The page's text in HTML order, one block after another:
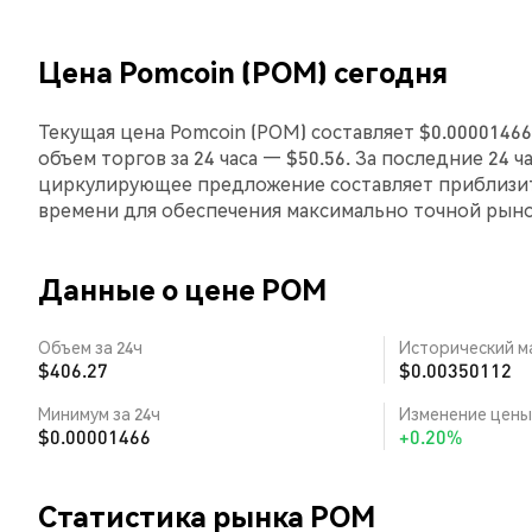
Цена Pomcoin (POM) сегодня
Текущая цена Pomcoin (POM) составляет
объем торгов за 24 часа — $50.56. За последние 24
циркулирующее предложение составляет
времени для обеспечения максимально точной
Данные о цене POM
Объем за 24ч
$406.27
Исторический
$0.00350112
Минимум за 24ч
$0.00001466
Изменение цены
+0.20%
Статистика рынка POM